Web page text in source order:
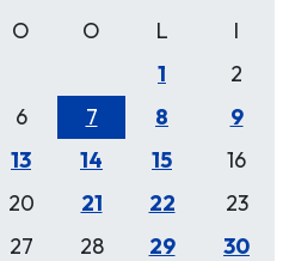
O O L
I
1
2
6 7 8
9
13 14 15
16
20 21 22
23
27 28 29
30